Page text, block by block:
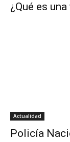
¿Qué es
Actualidad
Policía